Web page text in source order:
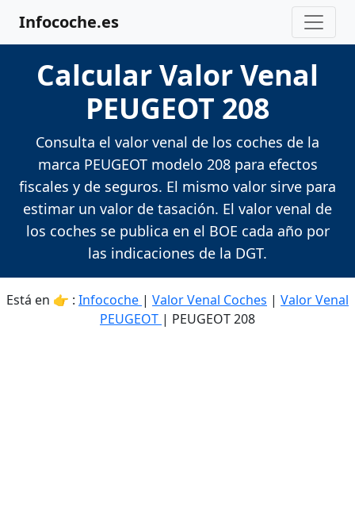
Infocoche.es
Calcular Valor Venal
PEUGEOT 208
Consulta el valor venal de los coches de la
marca PEUGEOT modelo 208 para efectos
fiscales y de seguros. El mismo valor sirve para
estimar un valor de tasación. El valor venal de
los coches se publica en el BOE cada año por
las indicaciones de la DGT.
Está en 👉 : Infocoche | Valor Venal Coches | Valor Venal
PEUGEOT | PEUGEOT 208